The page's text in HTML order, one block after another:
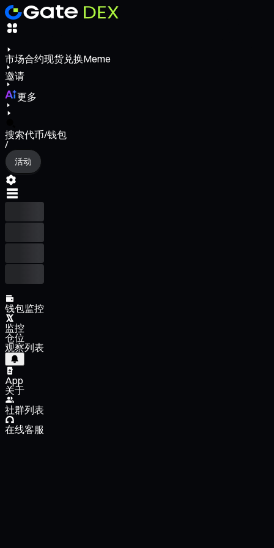
市场合约现货兑换Meme
邀请
更多
搜索代币/钱包
/
活动
钱包监控
监控
仓位
观察列表
App
关于
社群列表
在线客服